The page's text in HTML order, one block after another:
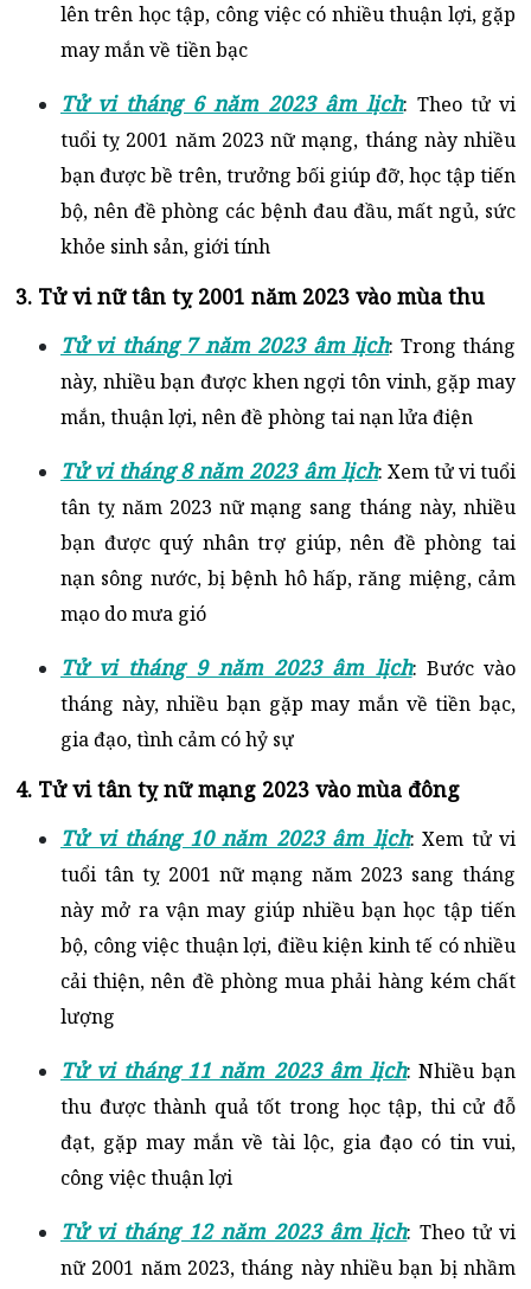
lên trên học tập, công việc có nhiều thuận lợi, gặp
may mắn về tiền bạc
Tử vi tháng 6 năm 2023 âm lịch: Theo tử vi
tuổi tỵ 2001 năm 2023 nữ mạng, tháng này nhiều
bạn được bề trên, trưởng bối giúp đỡ, học tập tiến
bộ, nên đề phòng các bệnh đau đầu, mất ngủ, sức
khỏe sinh sản, giới tính
3. Tử vi nữ tân tỵ 2001 năm 2023 vào mùa thu
Tử vi tháng 7 năm 2023 âm lịch: Trong tháng
này, nhiều bạn được khen ngợi tôn vinh, gặp may
mắn, thuận lợi, nên đề phòng tai nạn lửa điện
Tử vi tháng 8 năm 2023 âm lịch: Xem tử vi tuổi
tân tỵ năm 2023 nữ mạng sang tháng này, nhiều
bạn được quý nhân trợ giúp, nên đề phòng tai
nạn sông nước, bị bệnh hô hấp, răng miệng, cảm
mạo do mưa gió
Tử vi tháng 9 năm 2023 âm lịch: Bước vào
tháng này, nhiều bạn gặp may mắn về tiền bạc,
gia đạo, tình cảm có hỷ sự
4. Tử vi tân tỵ nữ mạng 2023 vào mùa đông
Tử vi tháng 10 năm 2023 âm lịch: Xem tử vi
tuổi tân tỵ 2001 nữ mạng năm 2023 sang tháng
này mở ra vận may giúp nhiều bạn học tập tiến
bộ, công việc thuận lợi, điều kiện kinh tế có nhiều
cải thiện, nên đề phòng mua phải hàng kém chất
lượng
Tử vi tháng 11 năm 2023 âm lịch: Nhiều bạn
thu được thành quả tốt trong học tập, thi cử đỗ
đạt, gặp may mắn về tài lộc, gia đạo có tin vui,
công việc thuận lợi
Tử vi tháng 12 năm 2023 âm lịch: Theo tử vi
nữ 2001 năm 2023, tháng này nhiều bạn bị nhầm